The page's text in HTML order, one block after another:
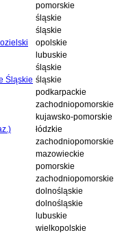
pomorskie
śląskie
śląskie
opolskie
lubuskie
śląskie
Śląskie śląskie
podkarpackie
zachodniopomorskie
kujawsko-pomorskie
łódzkie
zachodniopomorskie
mazowieckie
pomorskie
zachodniopomorskie
dolnośląskie
dolnośląskie
lubuskie
wielkopolskie